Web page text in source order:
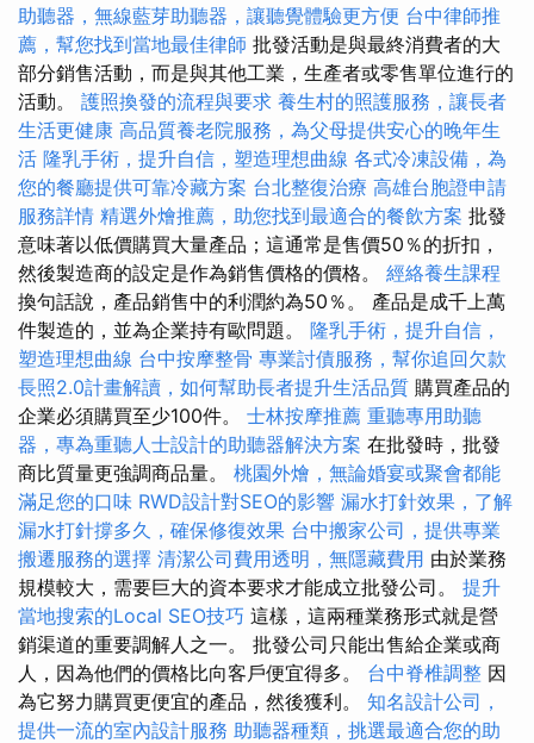
助聽器，無線藍芽助聽器，讓聽覺體驗更方便 台中律師推
薦，幫您找到當地最佳律師 批發活動是與最終消費者的大
部分銷售活動，而是與其他工業，生產者或零售單位進行的
活動。 護照換發的流程與要求 養生村的照護服務，讓長者
生活更健康 高品質養老院服務，為父母提供安心的晚年生
活 隆乳手術，提升自信，塑造理想曲線 各式冷凍設備，為
您的餐廳提供可靠冷藏方案 台北整復治療 高雄台胞證申請
服務詳情 精選外燴推薦，助您找到最適合的餐飲方案 批發
意味著以低價購買大量產品；這通常是售價50％的折扣，
然後製造商的設定是作為銷售價格的價格。 經絡養生課程
換句話說，產品銷售中的利潤約為50％。 產品是成千上萬
件製造的，並為企業持有歐問題。 隆乳手術，提升自信，
塑造理想曲線 台中按摩整骨 專業討債服務，幫你追回欠款
長照2.0計畫解讀，如何幫助長者提升生活品質 購買產品的
企業必須購買至少100件。 士林按摩推薦 重聽專用助聽
器，專為重聽人士設計的助聽器解決方案 在批發時，批發
商比質量更強調商品量。 桃園外燴，無論婚宴或聚會都能
滿足您的口味 RWD設計對SEO的影響 漏水打針效果，了解
漏水打針撐多久，確保修復效果 台中搬家公司，提供專業
搬遷服務的選擇 清潔公司費用透明，無隱藏費用 由於業務
規模較大，需要巨大的資本要求才能成立批發公司。 提升
當地搜索的Local SEO技巧 這樣，這兩種業務形式就是營
銷渠道的重要調解人之一。 批發公司只能出售給企業或商
人，因為他們的價格比向客戶便宜得多。 台中脊椎調整 因
為它努力購買更便宜的產品，然後獲利。 知名設計公司，
提供一流的室內設計服務 助聽器種類，挑選最適合您的助